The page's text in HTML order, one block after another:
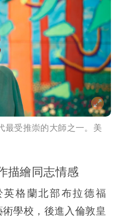
最受推崇的大師之一。美
描繪同志情感
格蘭北部布拉德福
學校，後進入倫敦皇